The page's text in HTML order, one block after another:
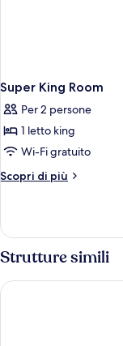
Super King Room
Per 2 persone
1 letto king
Wi-Fi gratuito
Scopri di più
Altri
King
Room
Strutture simili
IC Hotels Airport